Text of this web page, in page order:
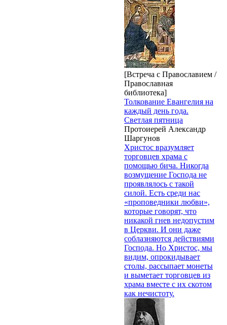
[Встреча с Православием /
Православная
библиотека]
Толкование Евангелия на
каждый день года.
Светлая пятница
Протоиерей Александр
Шаргунов
Христос вразумляет
торговцев храма с
помощью бича. Никогда
возмущение Господа не
проявлялось с такой
силой. Есть среди нас
«проповедники любви»,
которые говорят, что
никакой гнев недопустим
в Церкви. И они даже
соблазняются действиями
Господа. Но Христос, мы
видим, опрокидывает
столы, рассыпает монеты
и выметает торговцев из
храма вместе с их скотом
как нечистоту.